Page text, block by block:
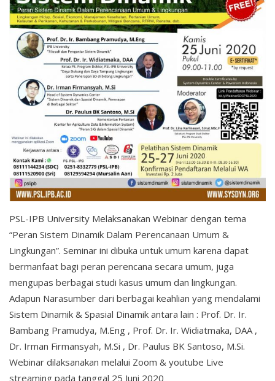
WEBINAR
PSL-IPB University Melaksanakan Webinar dengan tema
“Peran Sistem Dinamik Dalam Perencanaan Umum &
Lingkungan”. Seminar ini dibuka untuk umum karena dapat
bermanfaat bagi peran perencana secara umum, juga
mengupas berbagai studi kasus umum dan lingkungan.
Adapun Narasumber dari berbagai keahlian yang mendalami
Sistem Dinamik & Spasial Dinamik antara lain : Prof. Dr. Ir.
Bambang Pramudya, M.Eng , Prof. Dr. Ir. Widiatmaka, DAA ,
Dr. Irman Firmansyah, M.Si , Dr. Paulus BK Santoso, M.Si.
Webinar dilaksanakan melalui Zoom & youtube Live
streaming pada tanggal 25 Juni 2020